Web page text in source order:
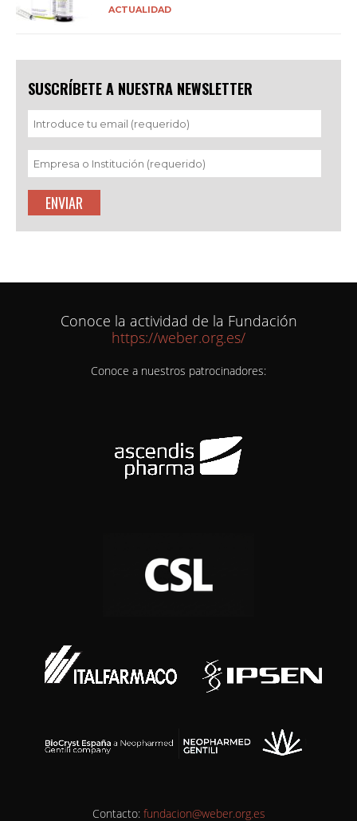
ACTUALIDAD
SUSCRÍBETE A NUESTRA NEWSLETTER
Conoce la actividad de la Fundación
https://weber.org.es/
Conoce a nuestros patrocinadores:
Contacto: fundacion@weber.org.es